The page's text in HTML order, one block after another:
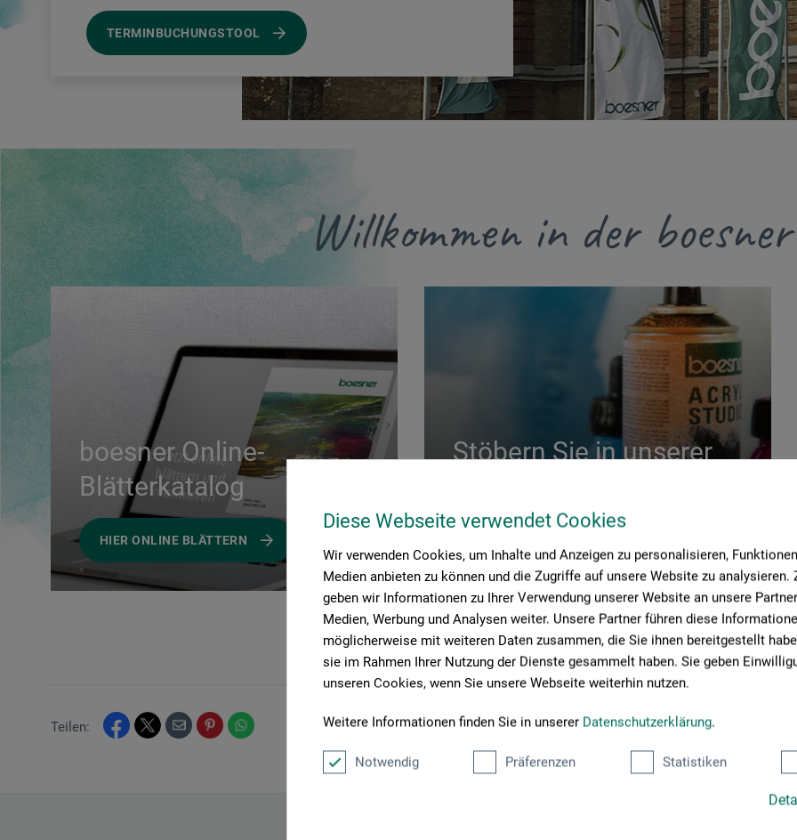
Diese Webseite verwendet Cookies
Wir verwenden Cookies, um Inhalte und Anzeigen zu personalisieren,
Medien anbieten zu können und die Zugriffe auf unsere Website zu analysieren.
geben wir Informationen zu Ihrer Verwendung unserer Website an unsere
Medien, Werbung und Analysen weiter. Unsere Partner führen diese
möglicherweise mit weiteren Daten zusammen, die Sie ihnen bereitgestellt
sie im Rahmen Ihrer Nutzung der Dienste gesammelt haben. Sie geben
unseren Cookies, wenn Sie unsere Webseite weiterhin nutzen.
Weitere Informationen finden Sie in unserer Datenschutzerklärung.
Notwendig Präferenzen Statistiken
TERMINBUCHUNGSTOOL
Willkommen in der
boesner Online-
Blätterkatalog
HIER ONLINE BLÄTTERN
Stöbern Sie in unserer
Teilen: